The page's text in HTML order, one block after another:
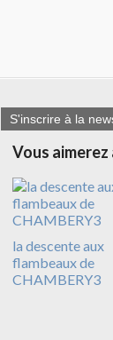
S'inscrire à la
Vous aimerez
la descente aux
flambeaux de
CHAMBERY3